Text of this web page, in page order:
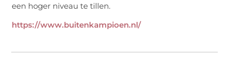
een hoger niveau te tillen.
https://www.buitenkampioen.nl/